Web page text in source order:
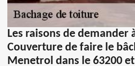
Les raisons de demander
Couverture de faire le
Menetrol dans le 63200